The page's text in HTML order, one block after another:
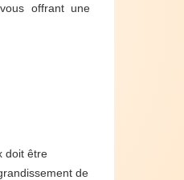
offrant une
doit être
de